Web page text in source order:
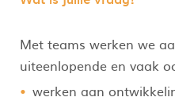
Met teams werken we
uiteenlopende en vaak
werken aan